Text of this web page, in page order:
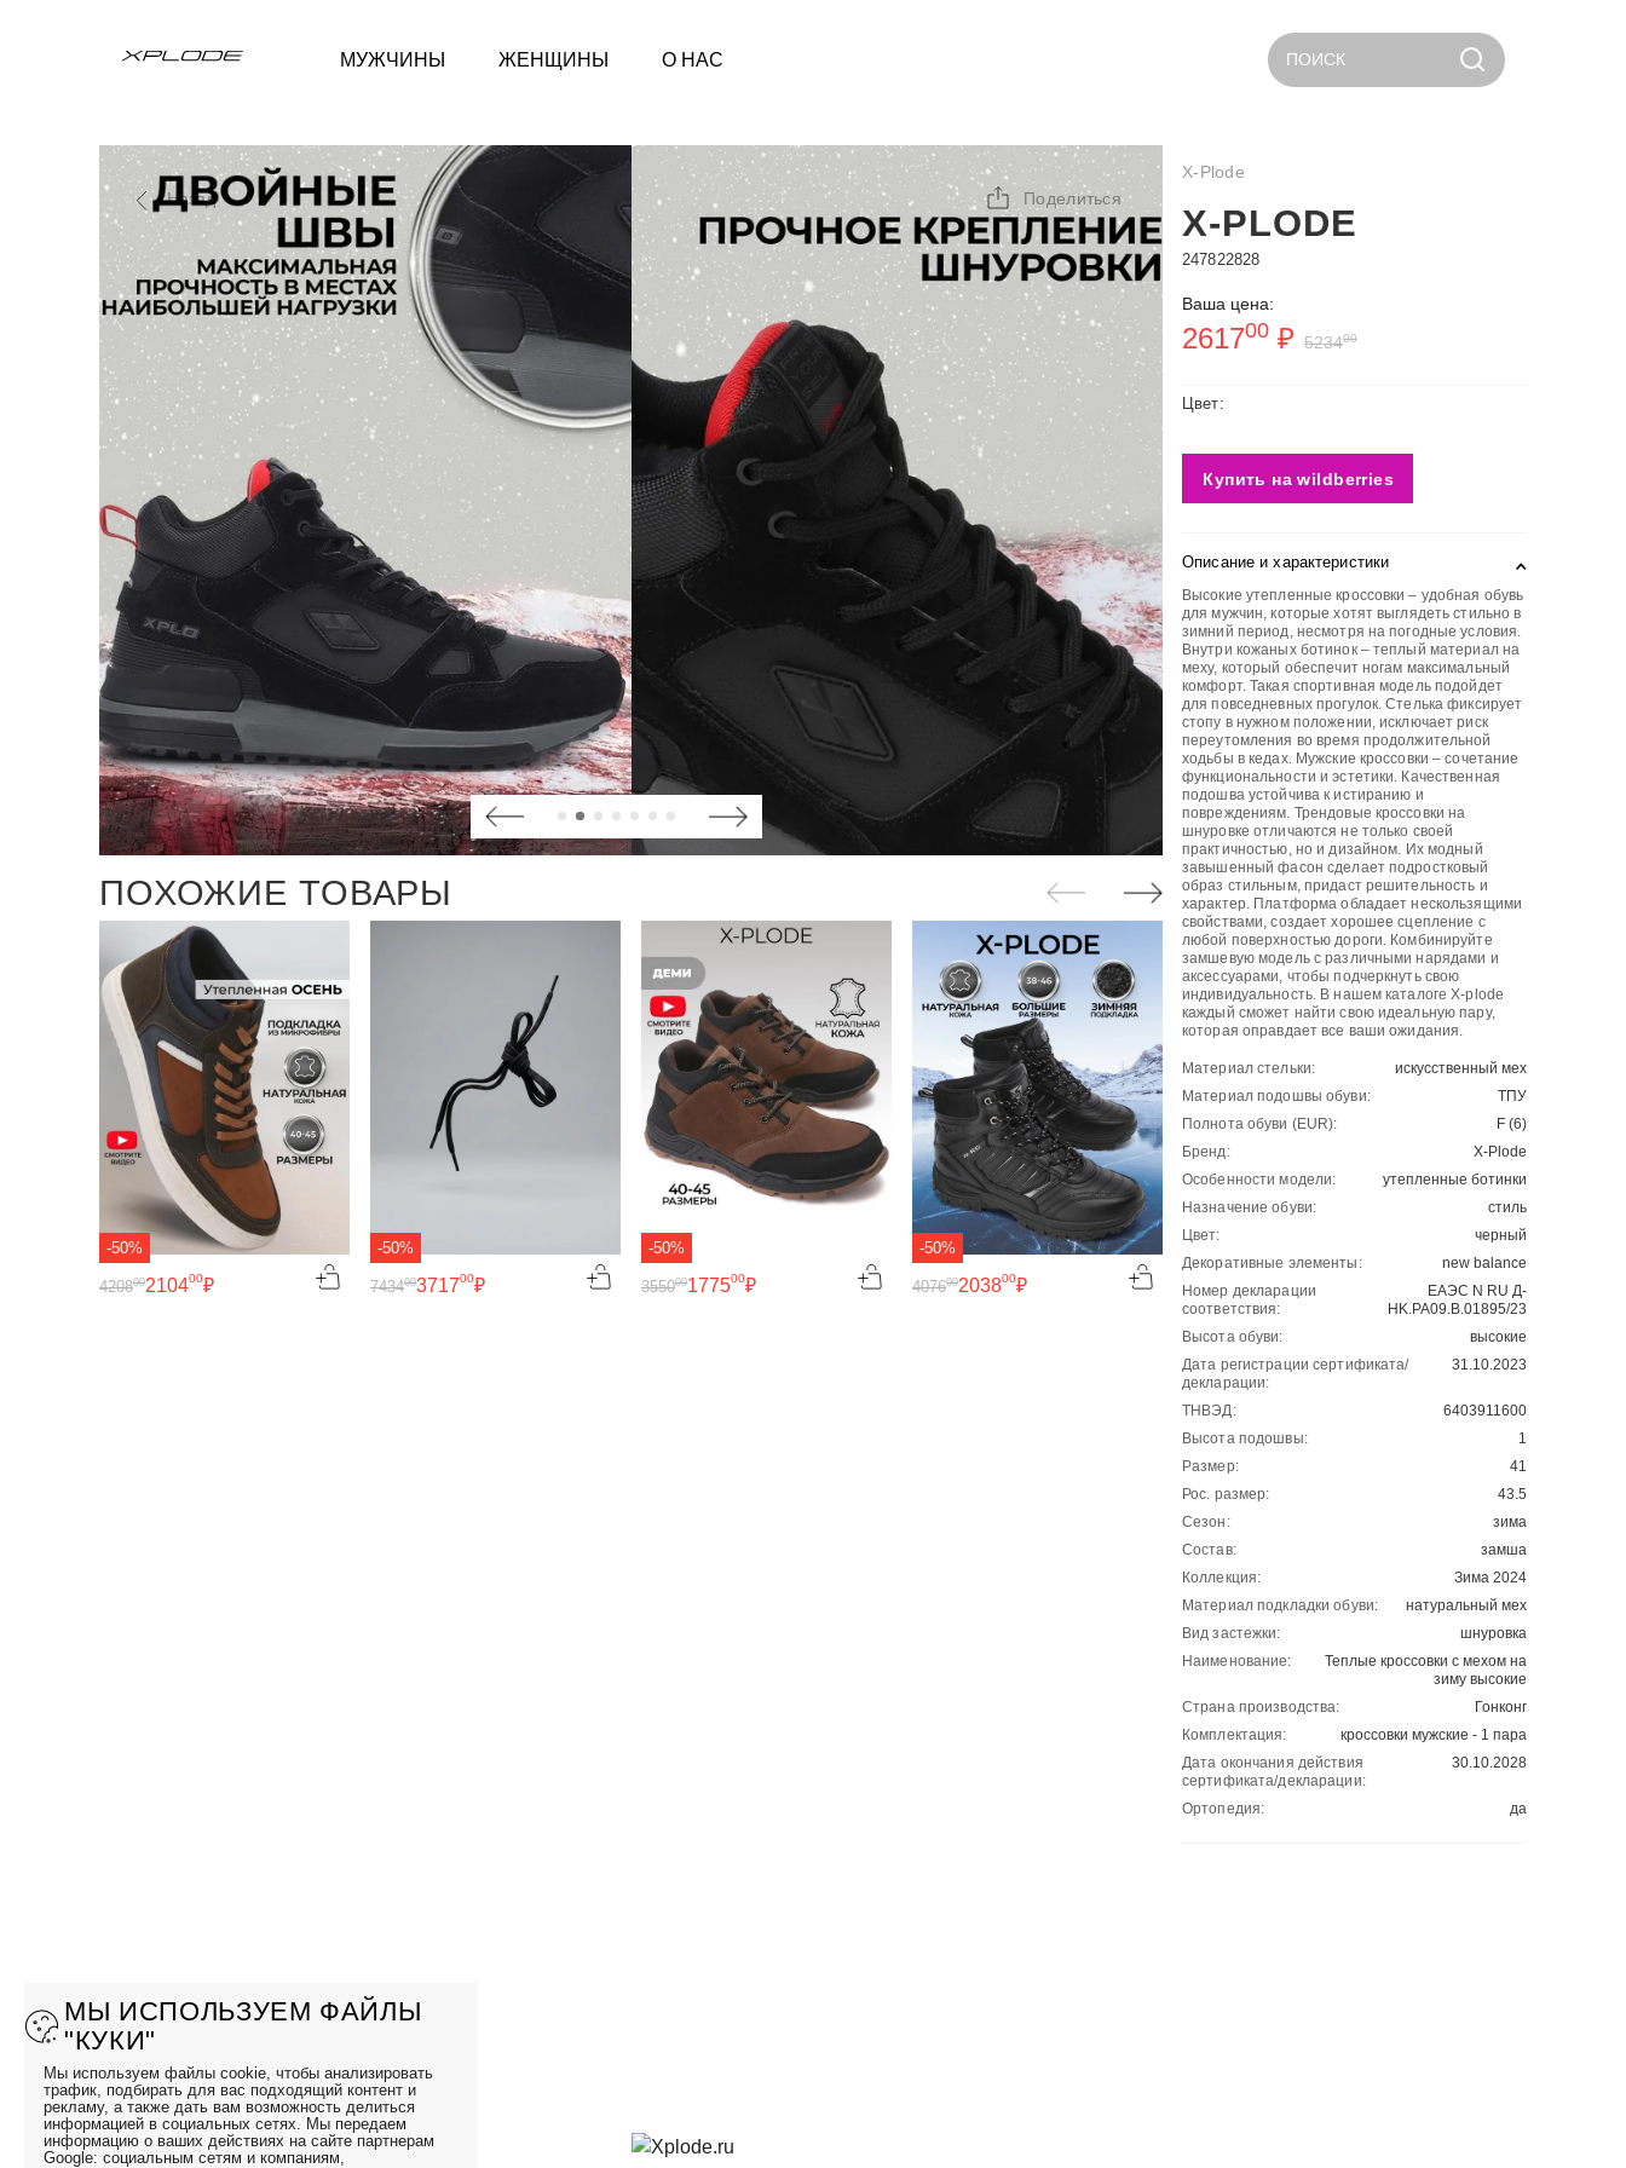
МУЖЧИНЫ ЖЕНЩИНЫ О НАС ПОИСК
Назад Поделиться
ПОХОЖИЕ ТОВАРЫ
-50%
210400₽
420800
-50%
371700₽
743400
-50%
177500₽
355000
-50%
203800₽
407600
-50%
2154 ₽
4308
-50%
2154
4308 00
X-Plode
X-PLODE
247822828
Ваша цена:
261700 ₽ 523400
Цвет:
Купить на wildberries
Описание и характеристики
Высокие утепленные кроссовки – удобная обувь
для мужчин, которые хотят выглядеть стильно в
зимний период, несмотря на погодные условия.
Внутри кожаных ботинок – теплый материал на
меху, который обеспечит ногам максимальный
комфорт. Такая спортивная модель подойдет
для повседневных прогулок. Стелька фиксирует
стопу в нужном положении, исключает риск
переутомления во время продолжительной
ходьбы в кедах. Мужские кроссовки – сочетание
функциональности и эстетики. Качественная
подошва устойчива к истиранию и
повреждениям. Трендовые кроссовки на
шнуровке отличаются не только своей
практичностью, но и дизайном. Их модный
завышенный фасон сделает подростковый
образ стильным, придаст решительность и
характер. Платформа обладает нескользящими
свойствами, создает хорошее сцепление с
любой поверхностью дороги. Комбинируйте
замшевую модель с различными нарядами и
аксессуарами, чтобы подчеркнуть свою
индивидуальность. В нашем каталоге X-plode
каждый сможет найти свою идеальную пару,
которая оправдает все ваши ожидания.
Материал стельки:
искусственный мех
Материал подошвы обуви:
ТПУ
Полнота обуви (EUR):
F (6)
Бренд:
X-Plode
Особенности модели:
утепленные ботинки
Назначение обуви:
стиль
Цвет:
черный
Декоративные элементы:
new balance
Номер декларации
соответствия:
ЕАЭС N RU Д-
HK.РА09.В.01895/23
Высота обуви:
высокие
Дата регистрации сертификата/
декларации:
31.10.2023
ТНВЭД:
6403911600
Высота подошвы:
1
Размер:
41
Рос. размер:
43.5
Сезон:
зима
Состав:
замша
Коллекция:
Зима 2024
Материал подкладки обуви:
натуральный мех
Вид застежки:
шнуровка
Наименование:
Теплые кроссовки с мехом на
зиму высокие
Страна производства:
Гонконг
Комплектация:
кроссовки мужские - 1 пара
Дата окончания действия
сертификата/декларации:
30.10.2028
Ортопедия: да
МЫ ИСПОЛЬЗУЕМ ФАЙЛЫ
"КУКИ"
Мы используем файлы cookie, чтобы анализировать
трафик, подбирать для вас подходящий контент и
рекламу, а также дать вам возможность делиться
информацией в социальных сетях. Мы передаем
информацию о ваших действиях на сайте партнерам
Google: социальным сетям и компаниям,